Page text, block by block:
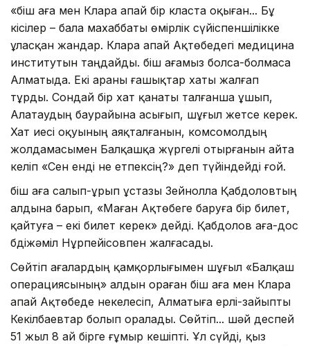
«Әбіш аға мен Клара апай бір класта оқыған... Бұ
кісілер – бала махаббаты өмірлік сүйіспеншілікке
ұласқан жандар. Клара апай Ақтөбедегі медицина
институтын таңдайды. Әбіш ағамыз болса-болмаса
Алматыда. Екі араны ғашықтар хаты жалғап
тұрды. Сондай бір хат қанаты талғанша ұшып,
Алатаудың баурайына асығып, шұғыл жетсе керек.
Хат иесі оқуының аяқталғанын, комсомолдың
жолдамасымен Балқашқа жүргелі отырғанын айта
келіп «Сен енді не етпексің?» деп түйіндейді ғой.
Әбіш аға салып-ұрып ұстазы Зейнолла Қабдоловтың
алдына барып, «Маған Ақтөбеге баруға бір билет,
қайтуға – екі билет керек» дейді. Қабдолов аға-дос
Әбдіжәміл Нұрпейісовпен жалғасады.
Сөйтіп ағалардың қамқорлығымен шұғыл «Балқаш
операциясының» алдын ораған Әбіш аға мен Клара
апай Ақтөбеде некелесіп, Алматыға ерлі-зайыпты
Кекілбаевтар болып оралады. Сөйтіп... шәй деспей
51 жыл 8 ай бірге ғұмыр кешіпті. Ұл сүйді, қыз